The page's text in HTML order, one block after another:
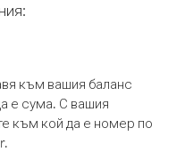
към вашия баланс
е сума. С вашия
към кой да е номер по